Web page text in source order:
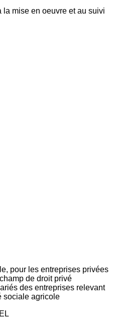
mise en oeuvre et au suivi
pour les entreprises privées
de droit privé
des entreprises relevant
sociale agricole